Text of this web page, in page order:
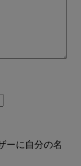
ーに自分の名